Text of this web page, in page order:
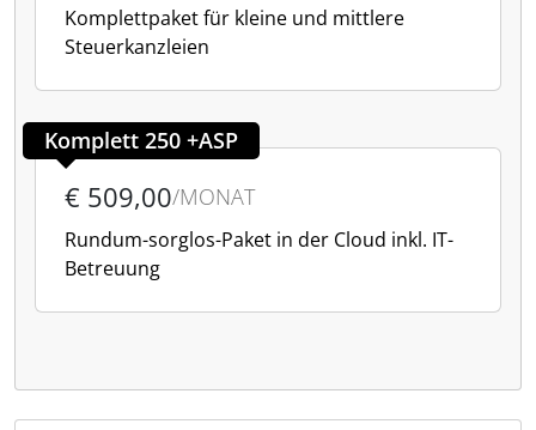
Komplettpaket für kleine und mittlere
Steuerkanzleien
Komplett 250 +ASP
€ 509,00/MONAT
Rundum-sorglos-Paket in der Cloud inkl. IT-
Betreuung